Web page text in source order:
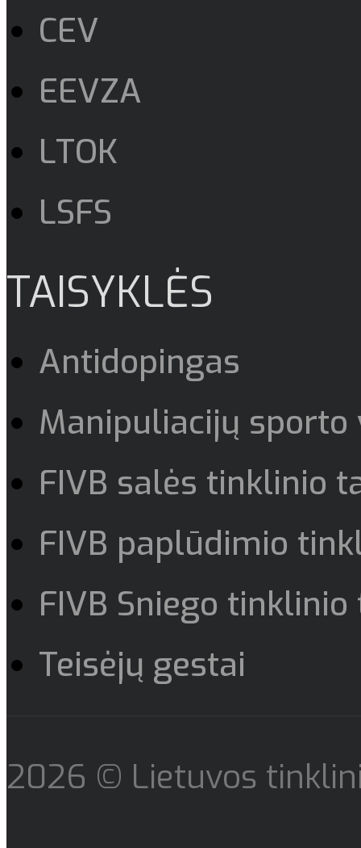
CEV
EEVZA
LTOK
LSFS
TAISYKLĖS
Antidopingas
Manipuliacijų
FIVB salės tinklinio
FIVB paplūdimio
FIVB Sniego
Teisėjų gestai
2026 © Lietuvos